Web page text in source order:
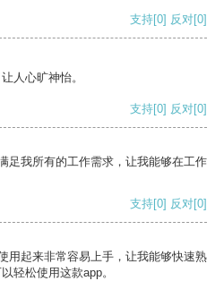
支持[0] 反对[0]
人心旷神怡。
支持[0] 反对[0]
足我所有的工作需求，让我能够在工作
支持[0] 反对[0]
用起来非常容易上手，让我能够快速熟
轻松使用这款app。